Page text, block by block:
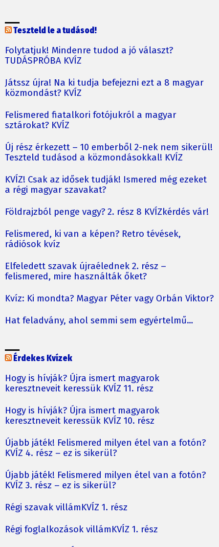
Teszteld le a tudásod!
Folytatjuk! Mindenre tudod a jó választ?
TUDÁSPRÓBA KVÍZ
Játssz újra! Na ki tudja befejezni ezt a 8 magyar
közmondást? KVÍZ
Felismered fiatalkori fotójukról a magyar
sztárokat? KVÍZ
Új rész érkezett – 10 emberből 2-nek nem sikerül!
Teszteld tudásod a közmondásokkal! KVÍZ
KVÍZ! Csak az idősek tudják! Ismered még ezeket
a régi magyar szavakat?
Földrajzból penge vagy? 2. rész 8 KVÍZkérdés vár!
Felismered, ki van a képen? Retro tévések,
rádiósok kvíz
Elfeledett szavak újraélednek 2. rész –
felismered, mire használták őket?
Kvíz: Ki mondta? Magyar Péter vagy Orbán Viktor?
Hat feladvány, ahol semmi sem egyértelmű…
Érdekes Kvízek
Hogy is hívják? Újra ismert magyarok
keresztneveit keressük KVÍZ 11. rész
Hogy is hívják? Újra ismert magyarok
keresztneveit keressük KVÍZ 10. rész
Újabb játék! Felismered milyen étel van a fotón?
KVÍZ 4. rész – ez is sikerül?
Újabb játék! Felismered milyen étel van a fotón?
KVÍZ 3. rész – ez is sikerül?
Régi szavak villámKVÍZ 1. rész
Régi foglalkozások villámKVÍZ 1. rész